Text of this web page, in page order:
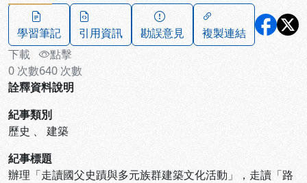
學習筆記 引用資訊 勘誤意見
複製連結
下載
0 次數
點擊
640 次數
詮釋資料說明
紀事類別
歷史 、 建築
紀事標題
辦理「走讀國父史蹟與多元族群建築文化活動」，走讀「路